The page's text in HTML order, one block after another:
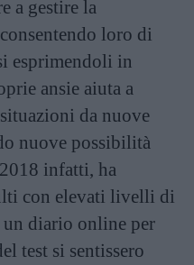
a gestire la
loro di
esprimendoli in
ansie aiuta a
da nuove
nuove possibilità
infatti, ha
con elevati livelli di
un diario online per
test si sentissero